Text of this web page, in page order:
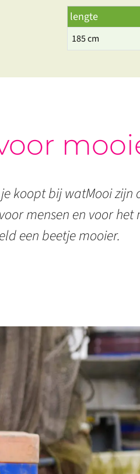
lengte
185 cm
koopt bij watMooi zijn
mensen en voor het
een beetje mooier.